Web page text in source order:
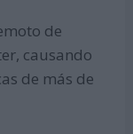
de
causando
de más de